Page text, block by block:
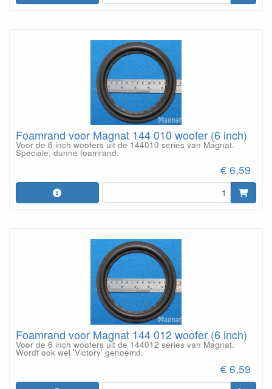
Foamrand voor Magnat 144 010 woofer (6 inch)
Voor de 6 inch woofers uit de 144010 series van Magnat.
Speciale, dunne foamrand.
€ 6,59
Foamrand voor Magnat 144 012 woofer (6 inch)
Voor de 6 inch woofers uit de 144012 series van Magnat.
Wordt ook wel 'Victory' genoemd.
€ 6,59